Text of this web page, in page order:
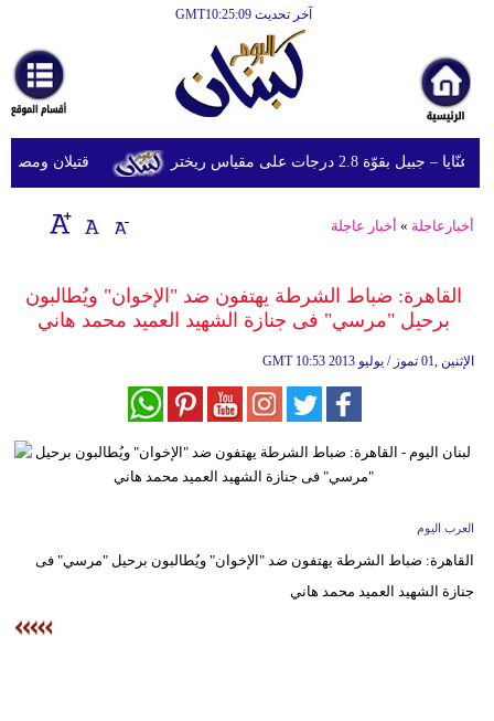
آخر تحديث GMT10:25:09
أخبارعاجلة
رياضة
ثقافة
إقتصاد
وموسيقى
ديكور
قتيلان ومصابون جراء 14 غارة إسرائيلية على 2.8 درجات على مقياس ريختر
أخبارعاجلة » أخبار عاجلة
القاهرة: ضباط الشرطة يهتفون ضد "الإخوان" ويُطالبون
برحيل "مرسي" فى جنازة الشهيد العميد محمد هاني
GMT 10:53 2013 الإثنين ,01 تموز / يوليو
العرب اليوم
القاهرة: ضباط الشرطة يهتفون ضد "الإخوان" ويُطالبون برحيل "مرسي" فى
جنازة الشهيد العميد محمد هاني